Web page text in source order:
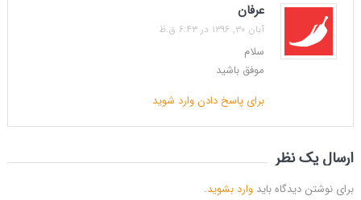
عرفان
آبان ۳۰, ۱۳۹۶ در ۶:۴۳ ق.ظ
سلام
موفق باشید
برای پاسخ دادن وارد شوید
ارسال یک نظر
برای نوشتن دیدگاه باید وارد بشوید.